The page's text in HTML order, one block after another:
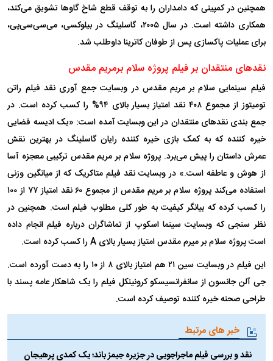
همچنین در کمپینی که دامداران را به توقف قطع شاخ گاو‌ها تشویق می‌کند،
همکاری داشته است. در سال ۲۰۰۵، گاسلینگ در بیلوکسی، می‌سی‌سی‌پی،
برای عملیات پاکسازی پس از طوفان کاترینا داوطلب شد.
نقد‌های منتقدان بر فیلم پروژه سلام برمریم مقدس
فیلم سینمایی سلام بر مریم مقدس در وبسایت جمع آوری نقد فیلم راتن
تومیتوز از مجموع ۴۰۸ نقد امتیاز بسیار بالای ۹۴% را کسب کرده است. در
جمع بندی نقد‌های منتقدان در این وبسایت آمده است: «یک ادیسه فضایی
خیره کننده که به کمک بازی خیره کننده رایان گاسلینگ در بهترین نقش
عمرش داستان را پیش می‌برد. پروژه سلام بر مریم مقدس ترکیبی معجزه آسا
از هوش و عاطفه است.» در وبسایت نقد فیلم متاکریک که از میانگین وزنی
استفاده می‌کند پروژه سلام بر مریم مقدس از مجموع ۶۰ نقد امتیاز ۷۷ از ۱۰۰
را کسب کرده که بیانگر کیفیت به طور کلی مطلوب فیلم است. همچنین در
نظر سنجی که وبسایت سینما اسکوپ از تماشاگران درباره فیلم انجام داده
است پروژه سلام بر میرم مقدس امتیاز بسیار بالای A را کسب کرده است.
این فیلم در وبسایت سین ۲۱ هم امتیاز بالای ۸ از ۱۰ را به دست آورده است.
جی آلن جانسون از سانفرانسیسکو کرونینکل فیلم را یک شاهکار عامه پسند با
طراحی صحنه خیره کننده توصیف کرده است.
خبر های مرتبط
نقد و بررسی فیلم ماجراجویی در جزیره جیمز باند؛ یک کمدی پرهیجان